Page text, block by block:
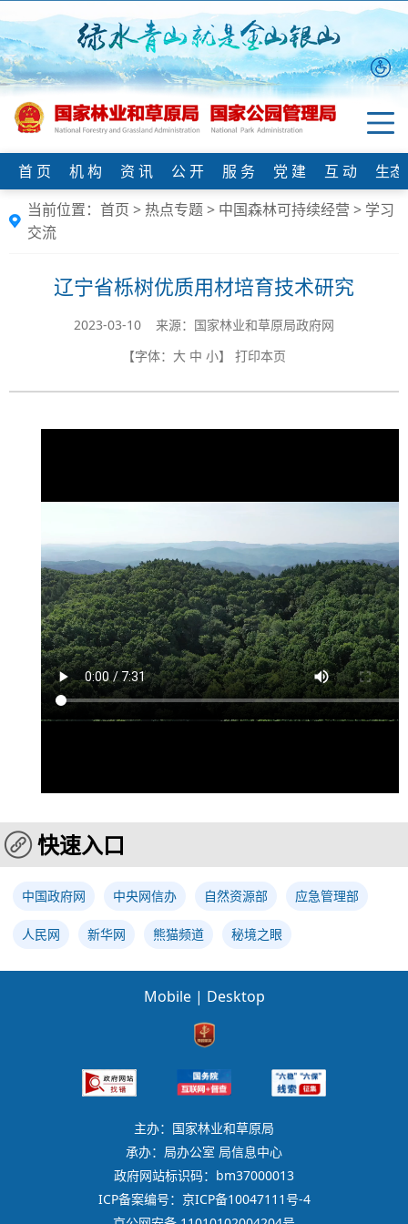
首 页 机 构 资 讯 公 开 服 务 党 建 互 动
生
当前位置： 首页 > 热点专题> 中国森林可持续经营 > 学习
交流
辽宁省栎树优质用材培育技术研究
2023-03-10 来源：国家林业和草原局政府网
【字体： 大 中 小】 打印本页
快速入口
中国政府网 中央网信办 自然资源部 应急管理部
人民网 新华网 熊猫频道 秘境之眼
Mobile | Desktop
主办：国家林业和草原局
承办：局办公室 局信息中心
政府网站标识码：bm37000013
ICP备案编号：京ICP备10047111号-4